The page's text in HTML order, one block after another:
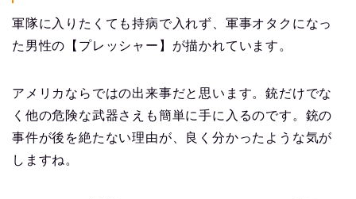
軍隊に入りたくても持病で入れず、軍事オタクになっ
た男性の【プレッシャー】が描かれています。
アメリカならではの出来事だと思います。銃だけでな
く他の危険な武器さえも簡単に手に入るのです。銃の
事件が後を絶たない理由が、良く分かったような気が
しますね。